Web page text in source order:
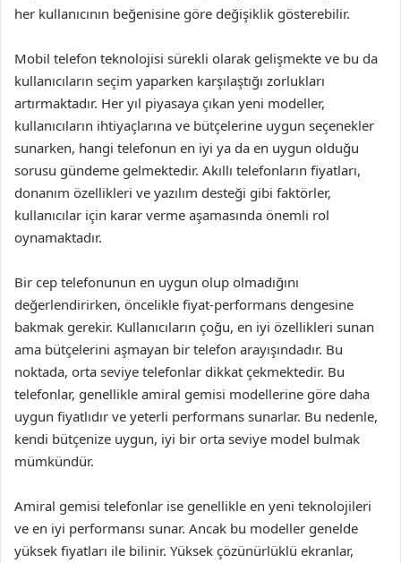
her kullanıcının beğenisine göre değişiklik gösterebilir.
Mobil telefon teknolojisi sürekli olarak gelişmekte ve bu da
kullanıcıların seçim yaparken karşılaştığı zorlukları
artırmaktadır. Her yıl piyasaya çıkan yeni modeller,
kullanıcıların ihtiyaçlarına ve bütçelerine uygun seçenekler
sunarken, hangi telefonun en iyi ya da en uygun olduğu
sorusu gündeme gelmektedir. Akıllı telefonların fiyatları,
donanım özellikleri ve yazılım desteği gibi faktörler,
kullanıcılar için karar verme aşamasında önemli rol
oynamaktadır.
Bir cep telefonunun en uygun olup olmadığını
değerlendirirken, öncelikle fiyat-performans dengesine
bakmak gerekir. Kullanıcıların çoğu, en iyi özellikleri sunan
ama bütçelerini aşmayan bir telefon arayışındadır. Bu
noktada, orta seviye telefonlar dikkat çekmektedir. Bu
telefonlar, genellikle amiral gemisi modellerine göre daha
uygun fiyatlıdır ve yeterli performans sunarlar. Bu nedenle,
kendi bütçenize uygun, iyi bir orta seviye model bulmak
mümkündür.
Amiral gemisi telefonlar ise genellikle en yeni teknolojileri
ve en iyi performansı sunar. Ancak bu modeller genelde
yüksek fiyatları ile bilinir. Yüksek çözünürlüklü ekranlar,